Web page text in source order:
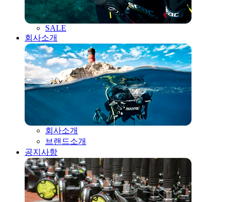
SALE
회사소개
회사소개
브랜드소개
공지사항